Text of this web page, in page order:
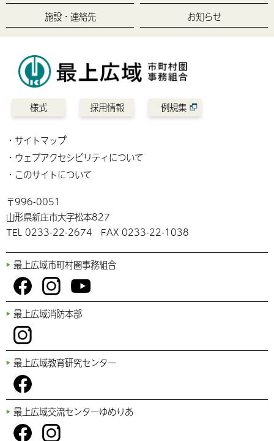
施設・連絡先
お知らせ
様式 採用情報 例規集
サイトマップ
ウェブアクセシビリティについて
このサイトについて
〒996-0051
山形県新庄市大字松本827
TEL 0233-22-2674 FAX 0233-22-1038
最上広域市町村圏事務組合
Fac
ebo
ok
Inst
agr
You
Tub
最上広域消防本部
Inst
agr
am
最上広域教育研究センター
Fac
ebo
ok
最上広域交流センターゆめりあ